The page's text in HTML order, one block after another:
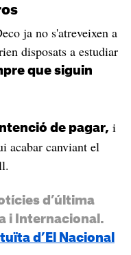
ja no s'atreveixen a
disposats a estudiar
que siguin
de pagar, i
acabar canviant el
d’última
i Internacional.
d’El Nacional